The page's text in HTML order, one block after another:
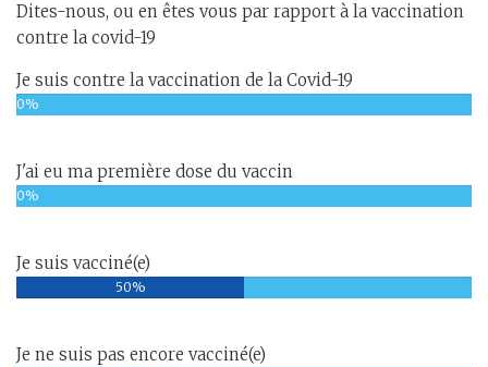
Dites-nous, ou en êtes vous par rapport à la vaccination
contre la covid-19
Je suis contre la vaccination de la Covid-19
0%
J'ai eu ma première dose du vaccin
0%
Je suis vacciné(e)
50%
Je ne suis pas encore vacciné(e)